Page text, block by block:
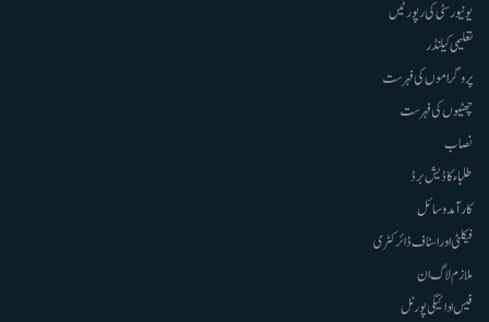
یونیورسٹی کی رپورٹیں
تعلیمی کیلنڈر
پروگراموں کی فہرست
چھٹیوں کی فہرست
نصاب
طلباء کا ڈیش برڈ
کارآمد وسائل
فیکلٹی اور اسٹاف ڈائرکٹری
ملازم لاگ ان
فیس ادائیگی پورٹل